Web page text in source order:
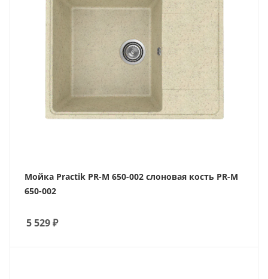
Мойка Practik PR-M 650-002 слоновая кость PR-M
650-002
5 529₽